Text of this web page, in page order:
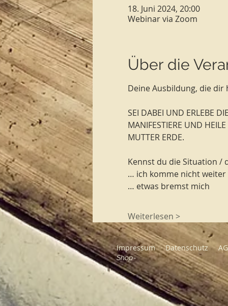
18. Juni 2024, 20:00
Webinar via Zoom
Über die
Deine Ausbildung, die
SEI DABEI UND ERLEBE
MANIFESTIERE UND
MUTTER ERDE.
Kennst du die Situation /
… ich komme nicht weiter
… etwas bremst mich
Weiterlesen >
Impressum Datenschutz
Shop-